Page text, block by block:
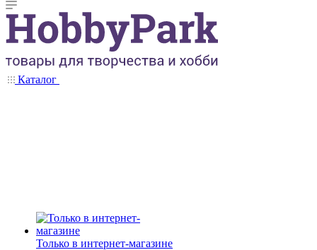
Каталог
Только в интернет-магазине